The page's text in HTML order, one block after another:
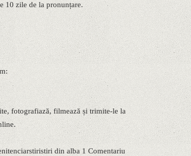
10 zile de la pronunțare.
fotografiază, filmează și trimite-le la
din alba 1 Comentariu